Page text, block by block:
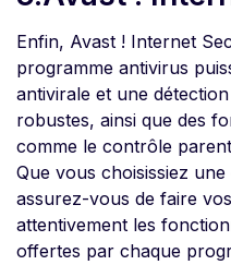
Enfin, Avast ! Internet
programme antivirus
antivirale et une
robustes, ainsi que des
comme le contrôle
Que vous choisissiez
assurez-vous de faire
attentivement les
offertes par chaque